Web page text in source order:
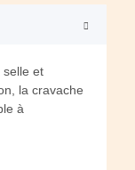
selle et
la cravache
à